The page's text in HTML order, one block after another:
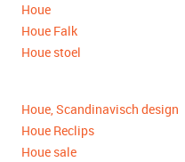
Houe
Houe Falk
Houe stoel
Houe, Scandinavisch design
Houe Reclips
Houe sale